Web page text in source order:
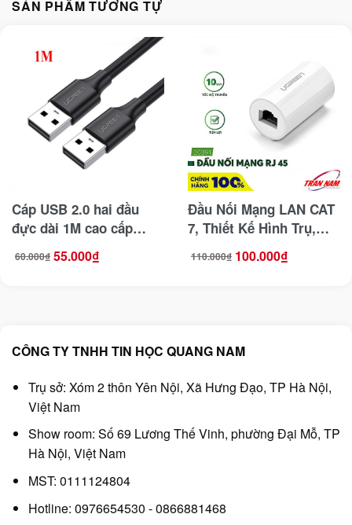
SẢN PHẨM TƯƠNG TỰ
Cáp USB 2.0 hai đầu
đực dài 1M cao cấp
Ugreen 10309
60.000₫
Giá
gốc 55.000₫
Giá
hiện
Đầu Nối Mạng LAN CAT
7, Thiết Kế Hình Trụ,
Chống Sét, Tốc Độ
10Gbps Ugreen 20391
110.000₫
Giá
gốc 100.000₫
Giá
hiện
CÔNG TY TNHH TIN HỌC QUANG NAM
Trụ sở: Xóm 2 thôn Yên Nội, Xã Hưng Đạo, TP Hà Nội,
Việt Nam
Show room: Số 69 Lương Thế Vinh, phường Đại Mỗ, TP
Hà Nội, Việt Nam
MST: 0111124804
Hotline: 0976654530 - 0866881468